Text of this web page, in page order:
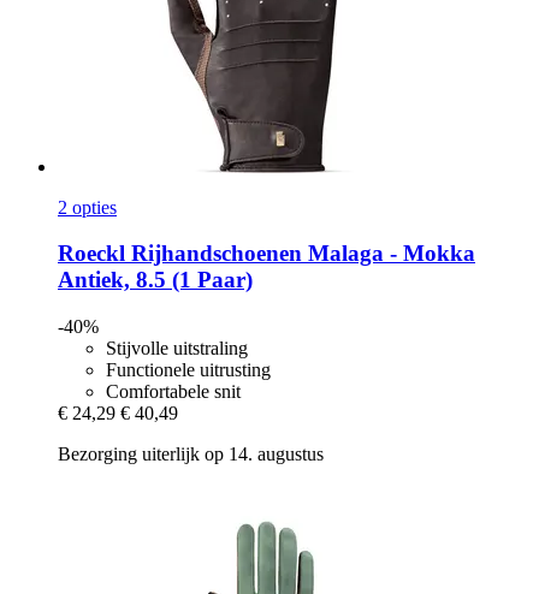
2 opties
Roeckl Rijhandschoenen Malaga -​ Mokka
Antiek, 8.5 (1 Paar)
-40%
Stijvolle uitstraling
Functionele uitrusting
Comfortabele snit
€ 24,29 € 40,49
Bezorging uiterlijk op 14. augustus